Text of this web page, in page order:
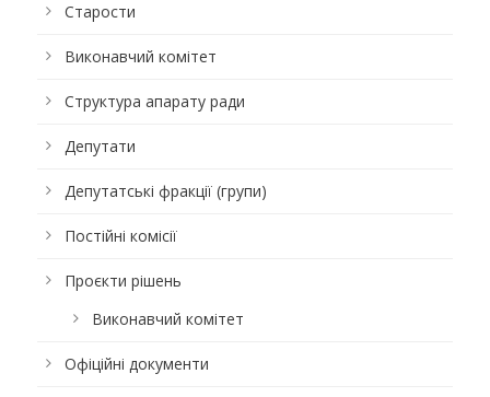
Старости
Виконавчий комітет
Структура апарату ради
Депутати
Депутатські фракції (групи)
Постійні комісії
Проєкти рішень
Виконавчий комітет
Офіційні документи